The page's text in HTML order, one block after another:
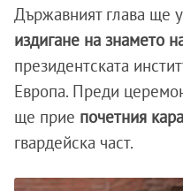
Държавният глава ще
издигане на знамето
президентската
Европа. Преди
ще прие почетния
гвардейска част.